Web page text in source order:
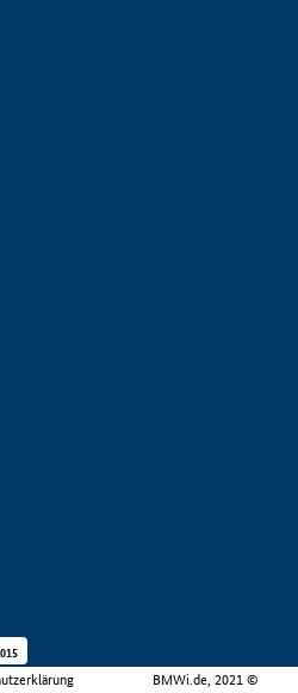
BMWi.de, 2021 ©